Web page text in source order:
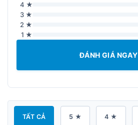
4 ★
3 ★
2 ★
1 ★
ĐÁNH GIÁ NGAY
TẤT CẢ 5 ★ 4 ★